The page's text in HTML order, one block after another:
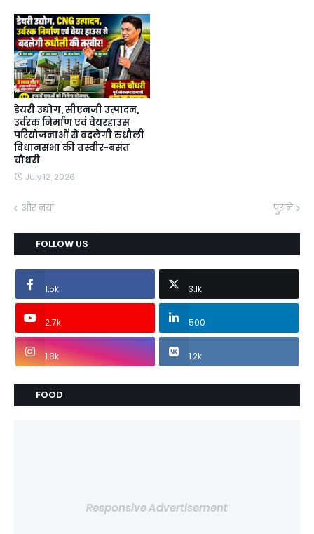
डेयरी उद्योग, सीएनजी उत्पादन,
उर्वरक निर्माण एवं वेयरहाउस
परियोजनाओं से बदलेगी रुधौली
विधानसभा की तस्वीर-बसंत
चौधरी
July 12, 2026
और नया पुराने
FOLLOW US
1.5k 3.1k
2.7k 500
1.8k 1.2k
FOOD
Responsive Advertisement